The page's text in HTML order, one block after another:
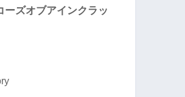
ーズオブアインクラッ